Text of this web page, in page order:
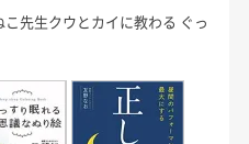
先生クウとカイに教わる ぐっ